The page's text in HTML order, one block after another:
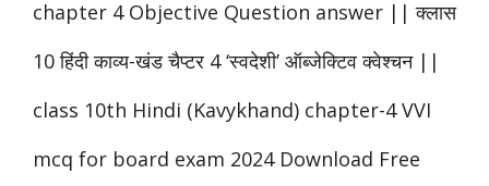
chapter 4 Objective Question answer || क्लास
10 हिंदी काव्य-खंड चैप्टर 4 ‘स्वदेशी’ ऑब्जेक्टिव क्वेश्चन ||
class 10th Hindi (Kavykhand) chapter-4 VVI
mcq for board exam 2024 Download Free